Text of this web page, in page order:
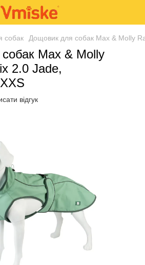
собак Дощовик для собак Max & Molly
Max & Molly
2.0 Jade,
відгук